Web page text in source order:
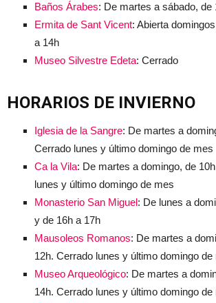
Baños Árabes: De martes a sábado, de
Ermita de Sant Vicent: Abierta
a 14h
Museo Silvestre Edeta: Cerrado
HORARIOS DE INVIERNO
Iglesia de la Sangre: De martes a
Cerrado lunes y último domingo de mes
Ca la Vila: De martes a domingo, de
lunes y último domingo de mes
Monasterio San Miguel: De lunes a
y de 16h a 17h
Mausoleos Romanos: De martes a
12h. Cerrado lunes y último domingo de
Museo Arqueológico: De martes a
14h. Cerrado lunes y último domingo de